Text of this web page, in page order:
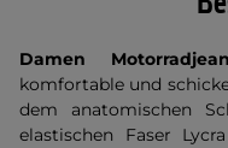
Damen
komfortable und
dem anatomischen
elastischen Faser